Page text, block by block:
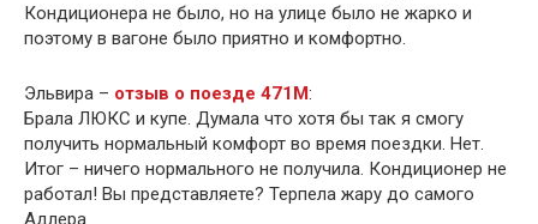
Кондиционера не было, но на улице было не жарко и
поэтому в вагоне было приятно и комфортно.
Эльвира – отзыв о поезде 471М:
Брала ЛЮКС и купе. Думала что хотя бы так я смогу
получить нормальный комфорт во время поездки. Нет.
Итог – ничего нормального не получила. Кондиционер не
работал! Вы представляете? Терпела жару до самого
Адлера.